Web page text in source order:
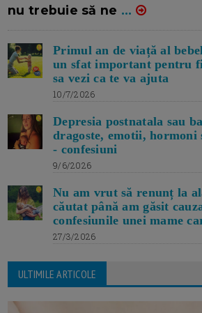
nu trebuie să ne ...
Primul an de viață al
un sfat important pentru
sa vezi ca te va ajuta
10/7/2026
Depresia postnatala sau
dragoste, emotii, hormoni
- confesiuni
9/6/2026
Nu am vrut să renunț la
căutat până am găsit
confesiunile unei mame
27/3/2026
ULTIMILE ARTICOLE